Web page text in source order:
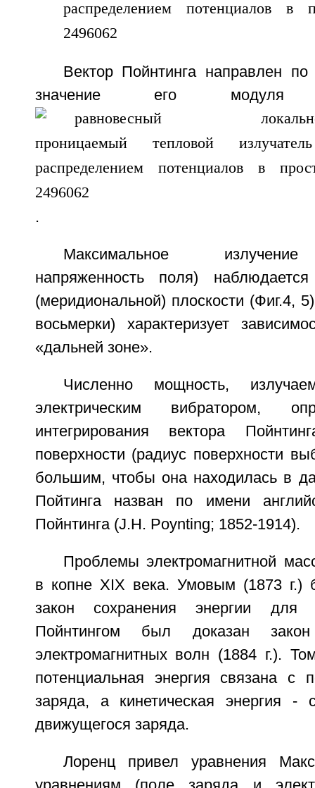
Вектор Пойнтинга направлен
значение его
.
Максимальное
напряженность поля)
(меридиональной) плоскости (Фиг.4,
восьмерки) характеризует
«дальней зоне».
Численно мощность,
электрическим вибратором,
интегрирования вектора
поверхности (радиус поверхности
большим, чтобы она находилась в
Пойтинга назван по имени
Пойнтинга (J.H. Poynting; 1852-1914).
Проблемы электромагнитной
в копне XIX века. Умовым (1873 г.)
закон сохранения энергии для
Пойнтингом был доказан
электромагнитных волн (1884 г.).
потенциальная энергия связана с
заряда, а кинетическая энергия -
движущегося заряда.
Лоренц привел уравнения